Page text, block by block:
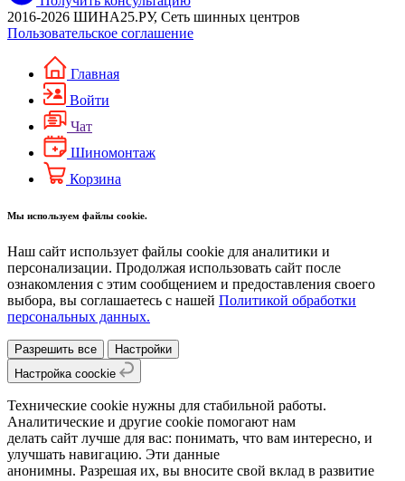
2016-2026 ШИНА25.РУ, Сеть шинных центров
Пользовательское соглашение
Главная
Войти
Чат
Шиномонтаж
Корзина
Мы используем файлы cookie.
Наш сайт использует файлы cookie для аналитики и
персонализации. Продолжая использовать сайт после
ознакомления с этим сообщением и предоставления своего
выбора, вы соглашаетесь с нашей Политикой обработки
персональных данных.
Разрешить все
Настройки
Настройка coockie
Технические cookie нужны для стабильной работы.
Аналитические и другие cookie помогают нам
делать сайт лучше для вас: понимать, что вам интересно, и
улучшать навигацию. Эти данные
анонимны. Разрешая их, вы вносите свой вклад в развитие